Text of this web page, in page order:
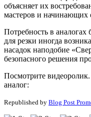
объясняет их
мастеров и начинающих
Потребность в аналогах
для резки иногда
насадок наподобие
безопасного решения
Посмотрите
аналог:
Republished by Blog Post